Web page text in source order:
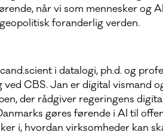
når vi som mennesker og
foranderlig verden.
i datalogi, ph.d. og
CBS. Jan er digital vismand
der rådgiver regeringens
gøres førende i AI til
i, hvordan virksomheder kan